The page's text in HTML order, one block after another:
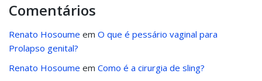
Comentários
Renato Hosoume em O que é pessário vaginal para
Prolapso genital?
Renato Hosoume em Como é a cirurgia de sling?